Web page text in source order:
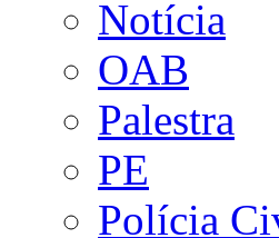
Notícia
OAB
Palestra
PE
Polícia